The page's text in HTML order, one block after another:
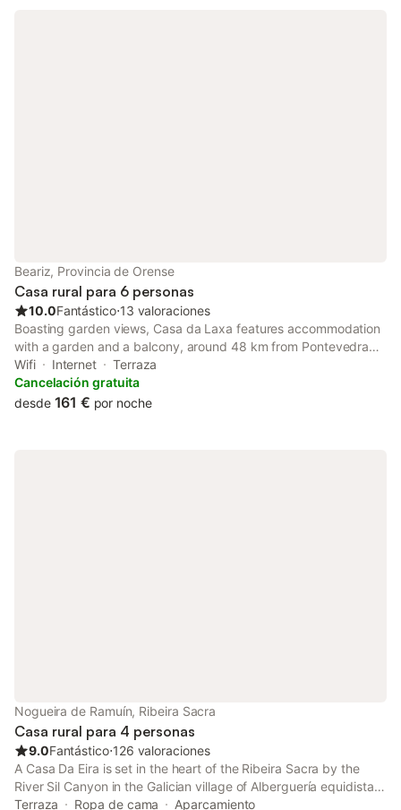
Beariz, Provincia de Orense
Casa rural para 6 personas
10.0Fantástico⋅13 valoraciones
Boasting garden views, Casa da Laxa features accommodation
with a garden and a balcony, around 48 km from Pontevedra
Railway Station. This property offers access to a terrace, free
private parking and free WiFi.
Wifi Internet
Terraza
Cancelación gratuita
desde 161 € por noche
Nogueira de Ramuín, Ribeira Sacra
Casa rural para 4 personas
9.0Fantástico⋅126 valoraciones
A Casa Da Eira is set in the heart of the Ribeira Sacra by the
River Sil Canyon in the Galician village of Alberguería equidistant
from the natural viewpoint Pé de Home and Vilouxe.
Terraza Ropa de cama
Aparcamiento